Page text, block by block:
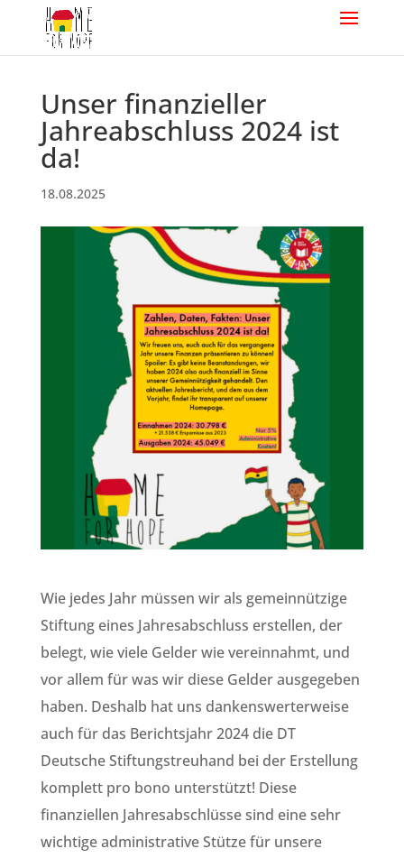
Unser finanzieller
Jahreabschluss 2024 ist
da!
18.08.2025
Wie jedes Jahr müssen wir als gemeinnützige
Stiftung eines Jahresabschluss erstellen, der
belegt, wie viele Gelder wie vereinnahmt, und
vor allem für was wir diese Gelder ausgegeben
haben. Deshalb hat uns dankenswerterweise
auch für das Berichtsjahr 2024 die DT
Deutsche Stiftungstreuhand bei der Erstellung
komplett pro bono unterstützt! Diese
finanziellen Jahresabschlüsse sind eine sehr
wichtige administrative Stütze für unsere